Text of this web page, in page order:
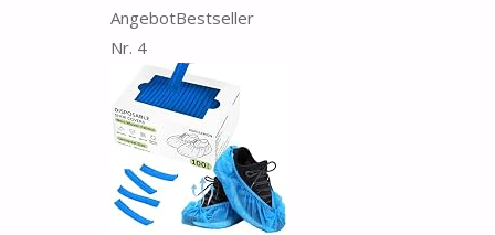
AngebotBestseller
Nr. 4